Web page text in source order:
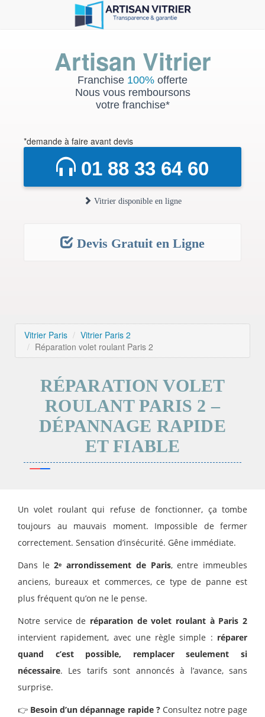
Artisan Vitrier
Franchise 100% offerte
Nous vous remboursons
votre franchise*
*demande à faire avant devis
01 88 33 64 60
Vitrier disponible en ligne
Devis Gratuit en Ligne
Vitrier Paris
Vitrier Paris 2
Réparation volet roulant Paris 2
RÉPARATION VOLET
ROULANT PARIS 2 –
DÉPANNAGE RAPIDE
ET FIABLE
Un volet roulant qui refuse de fonctionner, ça tombe
toujours au mauvais moment. Impossible de fermer
correctement. Sensation d’insécurité. Gêne immédiate.
Dans le2ᵉ arrondissement de Paris, entre immeubles
anciens, bureaux et commerces, ce type de panne est
plus fréquent qu’on ne le pense.
Notre service de réparation de volet roulant à Paris 2
intervient rapidement, avec une règle simple : réparer
quand c’est possible, remplacer seulement si
nécessaire. Les tarifs sont annoncés à l’avance, sans
surprise.
👉 Besoin d’un dépannage rapide ?Consultez notre page